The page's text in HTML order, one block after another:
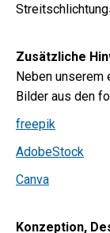
Zusätzliche
Neben unserem
Bilder aus den
freepik
AdobeStock
Canva
Konzeption,